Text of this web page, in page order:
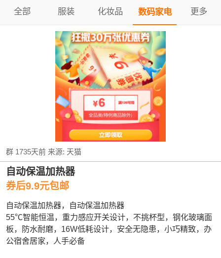
全部 服装 化妆品 数码家电 更多
群 1735天前来源: 天猫
自动保温加热器
券后9.9元包邮
自动保温加热器，自动保温加热器
55℃智能恒温，重力感应开关设计，不挑杯型，钢化玻璃面
板，防水耐磨，16W低耗设计，安全无隐患，小巧精致，办
公宿舍居家，人手必备